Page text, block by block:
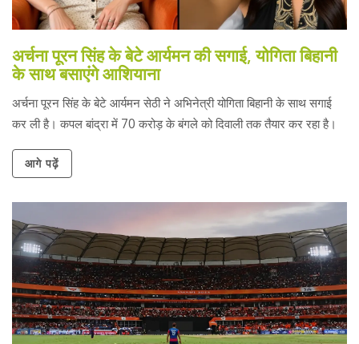
अर्चना पूरन सिंह के बेटे आर्यमन की सगाई, योगिता बिहानी
के साथ बसाएंगे आशियाना
अर्चना पूरन सिंह के बेटे आर्यमन सेठी ने अभिनेत्री योगिता बिहानी के साथ सगाई
कर ली है। कपल बांद्रा में 70 करोड़ के बंगले को दिवाली तक तैयार कर रहा है।
आगे पढ़ें